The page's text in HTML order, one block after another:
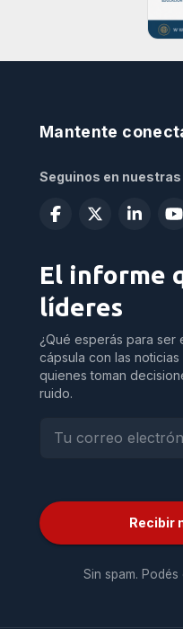
Mantente
Seguinos en
El informe
líderes
¿Qué esperás para ser
cápsula con las
quienes toman
ruido.
Recibir
Sin spam.